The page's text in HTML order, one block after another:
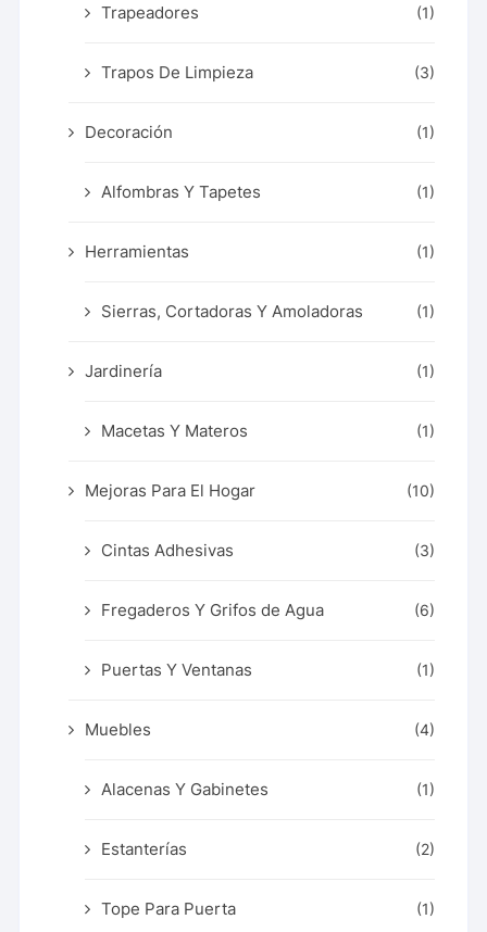
Trapeadores (1)
Trapos De Limpieza (3)
Decoración (1)
Alfombras Y Tapetes (1)
Herramientas (1)
Sierras, Cortadoras Y Amoladoras (1)
Jardinería (1)
Macetas Y Materos (1)
Mejoras Para El Hogar (10)
Cintas Adhesivas (3)
Fregaderos Y Grifos de Agua (6)
Puertas Y Ventanas (1)
Muebles (4)
Alacenas Y Gabinetes (1)
Estanterías (2)
Tope Para Puerta (1)